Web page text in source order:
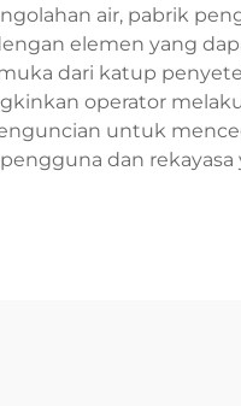
air, pabrik
elemen yang
dari katup
operator
untuk
dan